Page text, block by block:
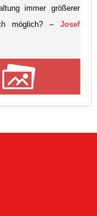
immer größerer
möglich? – Josef